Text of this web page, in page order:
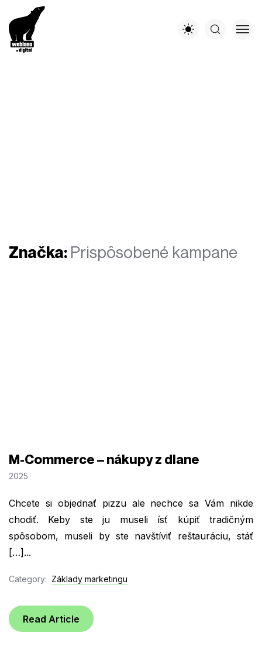
Značka: Prispôsobené kampane
M-Commerce – nákupy z dlane
2025
Chcete si objednať pizzu ale nechce sa Vám nikde
chodiť. Keby ste ju museli ísť kúpiť tradičným
spôsobom, museli by ste navštíviť reštauráciu, stáť
[…]...
Category: Základy marketingu
Read Article